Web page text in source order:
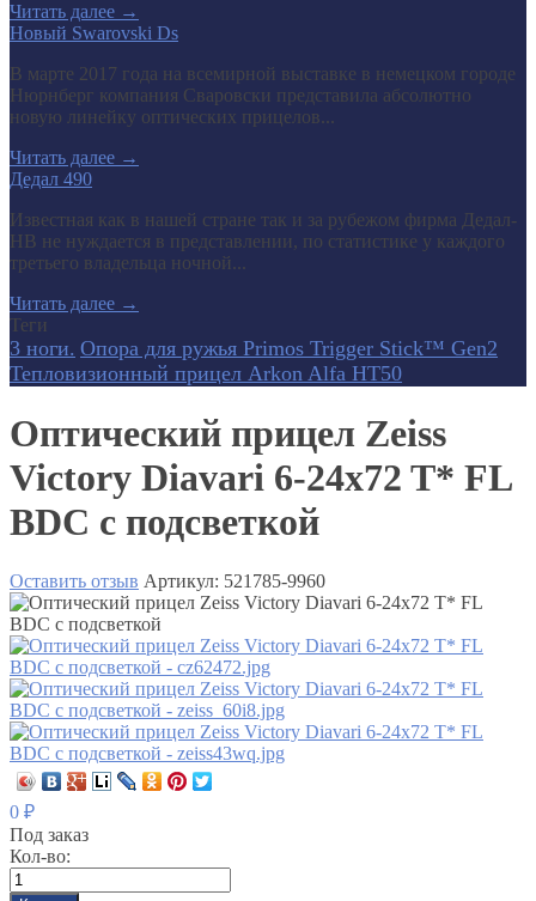
Читать далее →
Новый Swarovski Ds
В марте 2017 года на всемирной выставке в немецком городе
Нюрнберг компания Сваровски представила абсолютно
новую линейку оптических прицелов...
Читать далее →
Дедал 490
Известная как в нашей стране так и за рубежом фирма Дедал-
НВ не нуждается в представлении, по статистике у каждого
третьего владельца ночной...
Читать далее →
Теги
3 ноги. Опора для ружья Primos Trigger Stick™ Gen2
Тепловизионный прицел Arkon Alfa HT50
Оптический прицел Zeiss
Victory Diavari 6-24x72 T* FL
BDC с подсветкой
Оставить отзыв Артикул: 521785-9960
0 ₽
Под заказ
Кол-во: